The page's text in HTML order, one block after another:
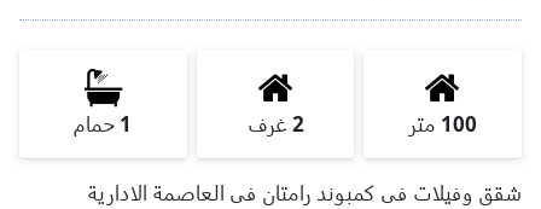
100 متر 2 غرف 1 حمام
شقق وفيلات فى كمبوند رامتان فى العاصمة الادارية